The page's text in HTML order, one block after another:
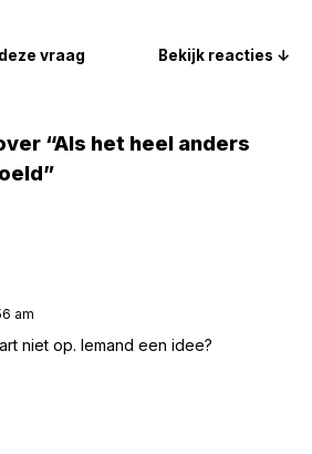
vraag Bekijk reacties ↓
“Als het heel anders
am
niet op. Iemand een idee?